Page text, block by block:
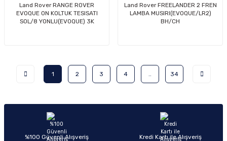
Land Rover RANGE ROVER
EVOQUE ON KOLTUK TESISATI
SOL/8 YONLU(EVOQUE) 3K
Land Rover FREELANDER 2 FREN
LAMBA MUSIRI(EVOQUE/LR2)
BH/CH
1 2 3 4 34
%100 Güvenli Alışveriş Kredi Kartı ile Alışveriş